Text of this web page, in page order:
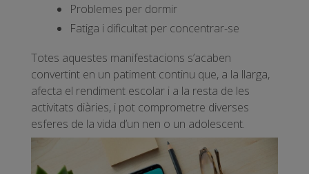
Problemes per dormir
Fatiga i dificultat per concentrar-se
Totes aquestes manifestacions s’acaben
convertint en un patiment continu que, a la llarga,
afecta el rendiment escolar i a la resta de les
activitats diàries, i pot comprometre diverses
esferes de la vida d’un nen o un adolescent.